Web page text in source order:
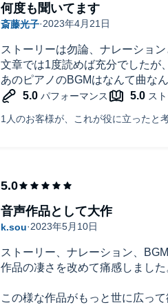
ストーリーは勿論、ナレーション
文章では1度読めば充分でしたが
あのピアノのBGMはなんて曲なん
何度も聞いてます
ストーリー、ナレーション、
作品の凄さを改めて痛感しました
この様な作品がもっと世に広って
音声作品として大作